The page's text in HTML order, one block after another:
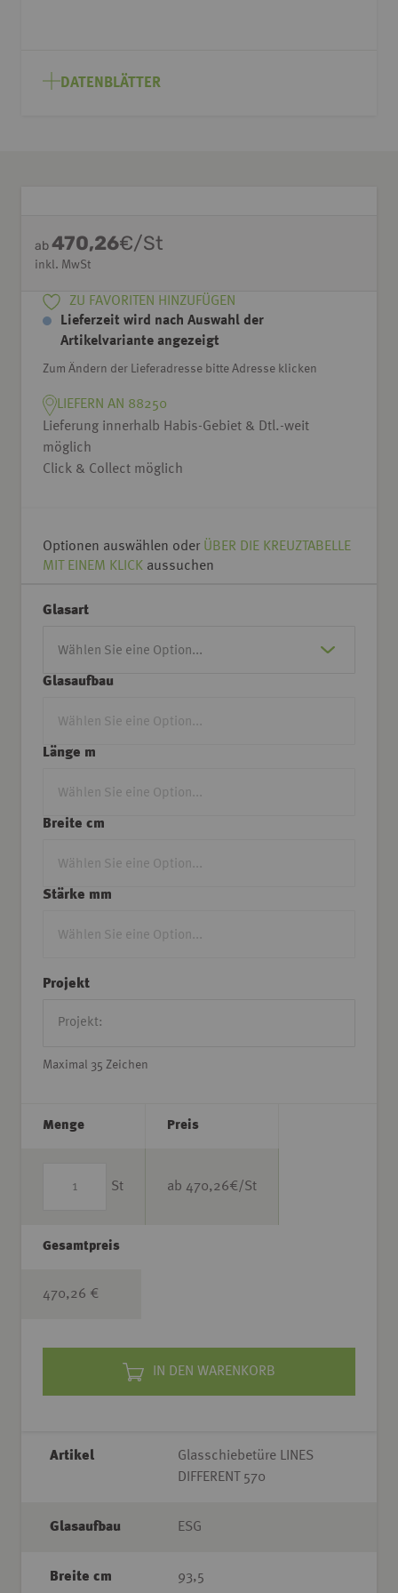
DATENBLÄTTER
ab470,26€/St
inkl. MwSt
ZU FAVORITEN HINZUFÜGEN
Lieferzeit wird nach Auswahl der
Artikelvariante angezeigt
Zum Ändern der Lieferadresse bitte Adresse klicken
LIEFERN AN 88250
Lieferung innerhalb Habis-Gebiet & Dtl.-weit
möglich
Click & Collect möglich
Optionen auswählen oder ÜBER DIE KREUZTABELLE
MIT EINEM KLICK aussuchen
Glasart
Glasaufbau
Länge m
Breite cm
Stärke mm
Projekt
Maximal 35 Zeichen
Menge
St
Preis
ab 470,26€/St
Gesamtpreis
470,26 €
IN DEN WARENKORB
Artikel
Glasschiebetüre LINES
DIFFERENT 570
Glasaufbau ESG
Breite cm 93,5